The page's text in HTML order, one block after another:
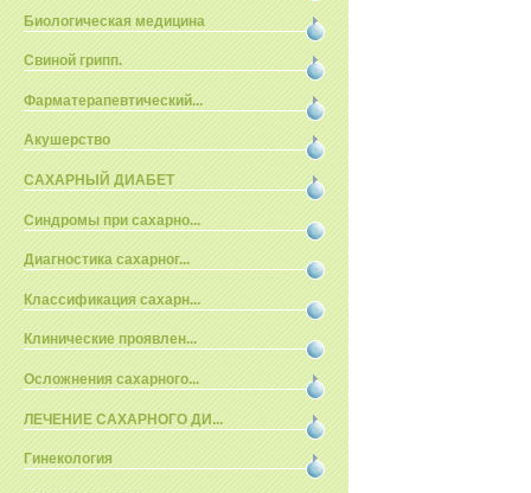
Биологическая медицина
Свиной грипп.
Фарматерапевтический...
Акушерство
САХАРНЫЙ ДИАБЕТ
Синдромы при сахарно...
Диагностика сахарног...
Классификация сахарн...
Клинические проявлен...
Осложнения сахарного...
ЛЕЧЕНИЕ САХАРНОГО ДИ...
Гинекология